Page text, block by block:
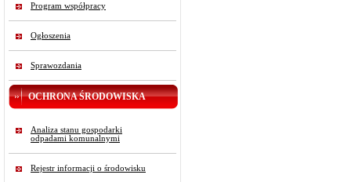
Program współpracy
Ogłoszenia
Sprawozdania
OCHRONA ŚRODOWISKA
Analiza stanu gospodarki
odpadami komunalnymi
Rejestr informacji o środowisku